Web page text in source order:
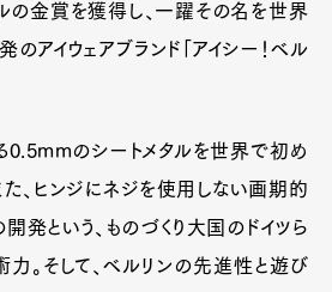
の金賞を獲得し、一躍その名を世界
アイウェアブランド「アイシー！ベル
0.5mmのシートメタルを世界で初め
た、ヒンジにネジを使用しない画期的
発という、ものづくり大国のドイツら
。そして、ベルリンの先進性と遊び